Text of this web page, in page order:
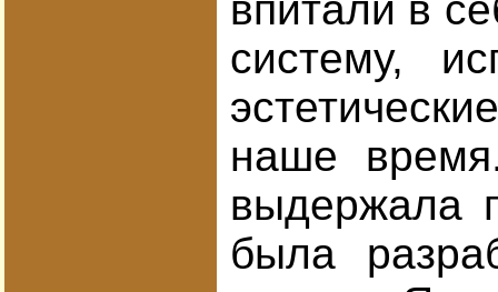
систему,
наше
выдержала
была